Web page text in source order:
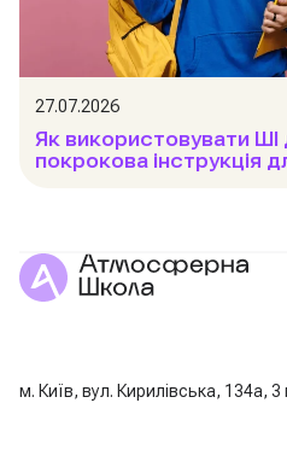
27.07.2026
Як використовувати
покрокова інструкція
м. Київ, вул. Кирилівська, 134а,